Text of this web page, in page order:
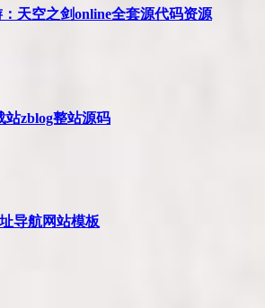
天空之剑online全套源代码资源
站zblog整站源码
导航网站模板